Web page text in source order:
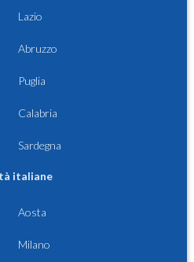
Lazio
Abruzzo
Puglia
Calabria
Sardegna
italiane
Aosta
Milano